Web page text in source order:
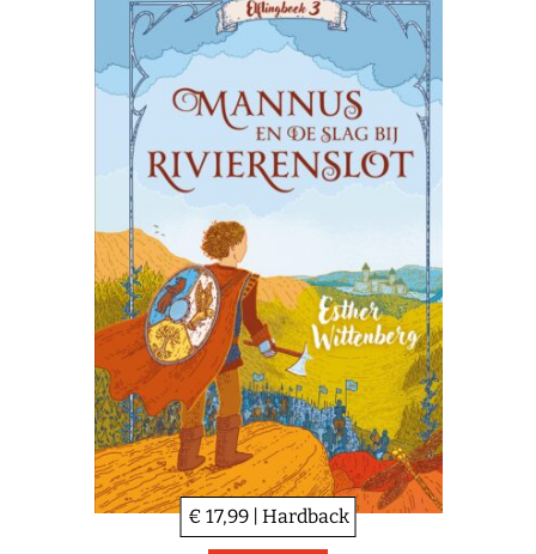
€ 17,99 | Hardback